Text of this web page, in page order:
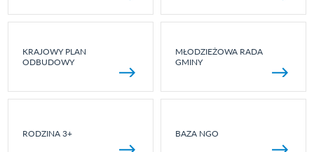
KRAJOWY PLAN
ODBUDOWY
MŁODZIEŻOWA RADA
GMINY
RODZINA 3+ BAZA NGO